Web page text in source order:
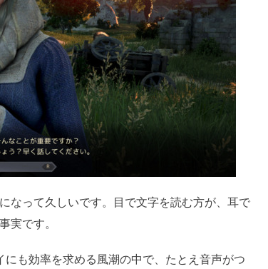
なって久しいです。目で文字を読む方が、耳で
実です。
も効率を求める風潮の中で、たとえ音声がつ